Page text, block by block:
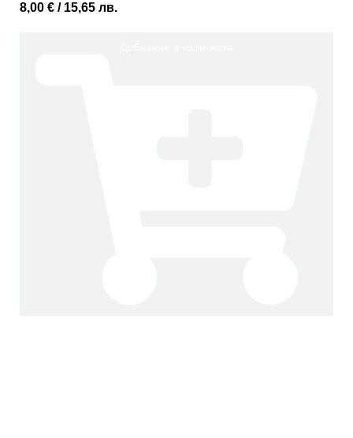
8,00 € / 15,65 лв.